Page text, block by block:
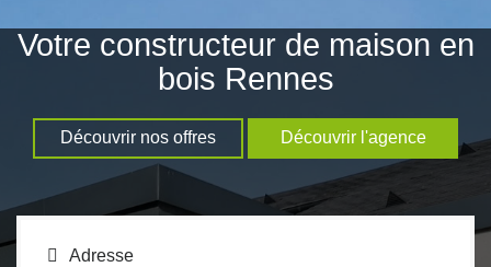
Votre constructeur de maison en
bois Rennes
Découvrir nos offres Découvrir l'agence
Adresse